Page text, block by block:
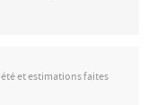
et estimations faites